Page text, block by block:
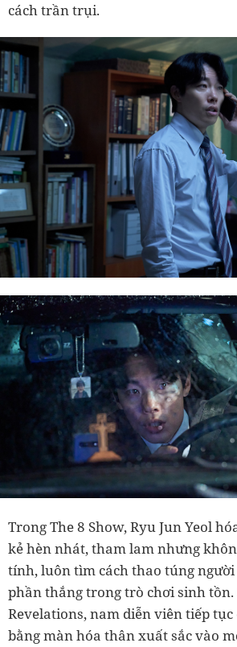
cách trần trụi.
Trong The 8 Show, Ryu Jun Yeol
kẻ hèn nhát, tham lam nhưng
tính, luôn tìm cách thao túng
phần thắng trong trò chơi sinh tồn.
Revelations, nam diễn viên tiếp
bằng màn hóa thân xuất sắc vào